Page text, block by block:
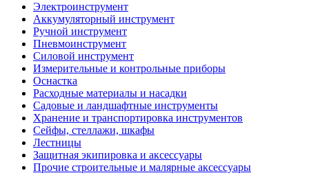
Электроинструмент
Аккумуляторный инструмент
Ручной инструмент
Пневмоинструмент
Силовой инструмент
Измерительные и контрольные приборы
Оснастка
Расходные материалы и насадки
Садовые и ландшафтные инструменты
Хранение и транспортировка инструментов
Сейфы, стеллажи, шкафы
Лестницы
Защитная экипировка и аксессуары
Прочие строительные и малярные аксессуары